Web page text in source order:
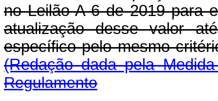
no Leilão A-6 de 2019 para
atualização desse valor
específico pelo mesmo
(Redação dada pela
Regulamento